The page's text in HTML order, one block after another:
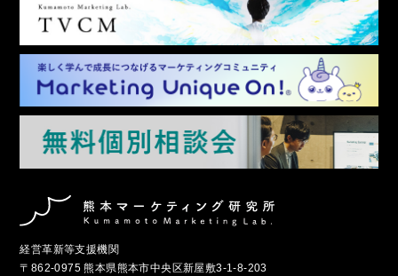
経営革新等支援機関
〒862-0975 熊本県熊本市中央区新屋敷3-1-8-203